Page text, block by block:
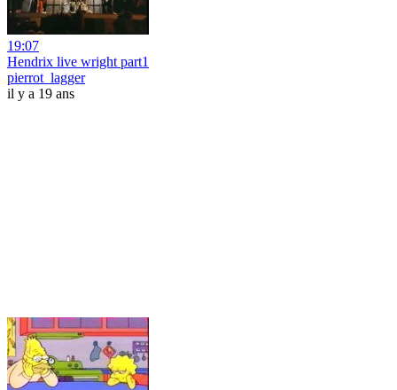
19:07
Hendrix live wright part1
pierrot_lagger
il y a 19 ans